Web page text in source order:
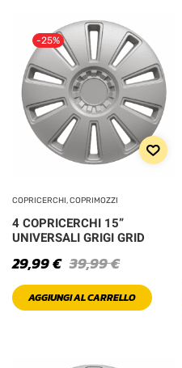
Blue
Brown
Bue Violet
Gold
Light
Orange
Pink
-25%
COPRICERCHI, COPRIMOZZI
4 COPRICERCHI 15”
UNIVERSALI GRIGI GRID
39,99€
29,99€
AGGIUNGI AL CARRELLO